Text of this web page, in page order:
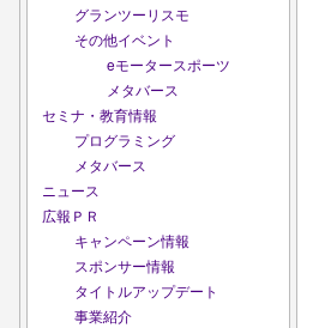
グランツーリスモ
その他イベント
eモータースポーツ
メタバース
セミナ・教育情報
プログラミング
メタバース
ニュース
広報ＰＲ
キャンペーン情報
スポンサー情報
タイトルアップデート
事業紹介